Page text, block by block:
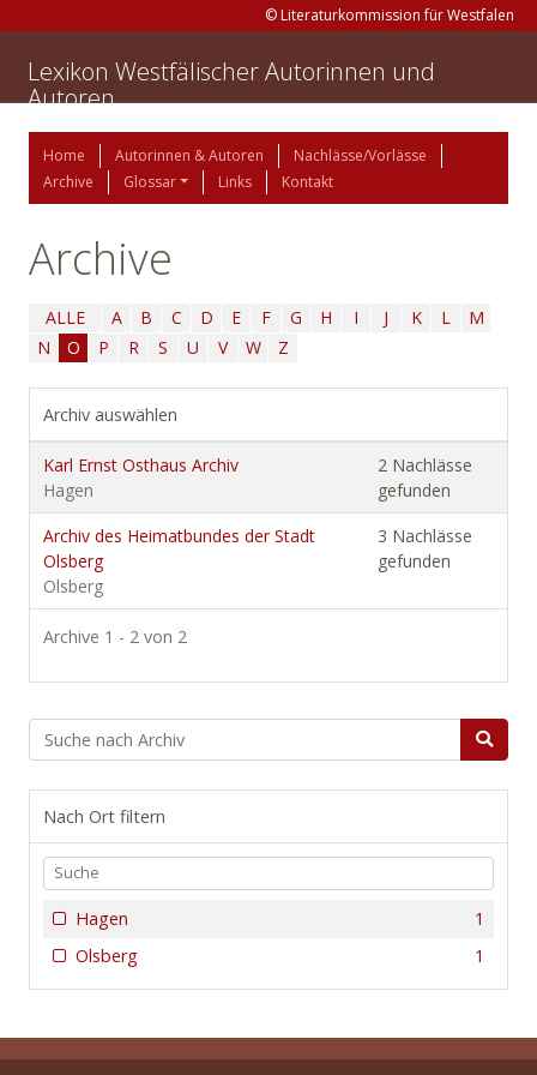
© Literaturkommission für Westfalen
Lexikon Westfälischer Autorinnen und
Autoren
Home Autorinnen & Autoren
Nachlässe/Vorlässe
Archive
Glossar Links Kontakt
Archive
ALLE A B C D E F G H I J K L
M
N
O P R S U V W Z
Archiv auswählen
Karl Ernst Osthaus Archiv
Hagen
2 Nachlässe
gefunden
Archiv des Heimatbundes der Stadt
Olsberg
Olsberg
3 Nachlässe
gefunden
Archive 1 - 2 von 2
Nach Ort filtern
1
Hagen
1
Olsberg